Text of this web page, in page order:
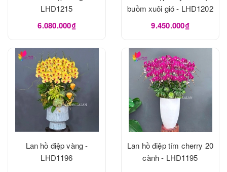
LHD1215
6.080.000₫
buồm xuôi gió - LHD1202
9.450.000₫
Lan hồ điệp vàng -
LHD1196
Lan hồ điệp tím cherry 20
cành - LHD1195